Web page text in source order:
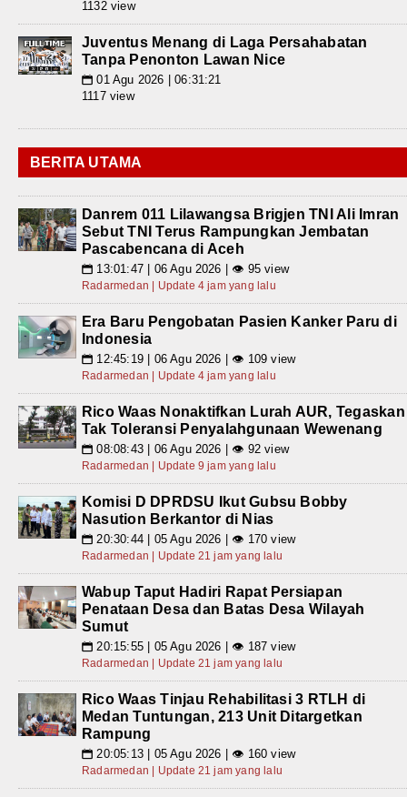
1132 view
Juventus Menang di Laga Persahabatan
Tanpa Penonton Lawan Nice
📅 01 Agu 2026 | 06:31:21
1117 view
BERITA UTAMA
Danrem 011 Lilawangsa Brigjen TNI Ali Imran
Sebut TNI Terus Rampungkan Jembatan
Pascabencana di Aceh
📅 13:01:47 | 06 Agu 2026 | 👁 95 view
Radarmedan | Update 4 jam yang lalu
Era Baru Pengobatan Pasien Kanker Paru di
Indonesia
📅 12:45:19 | 06 Agu 2026 | 👁 109 view
Radarmedan | Update 4 jam yang lalu
Rico Waas Nonaktifkan Lurah AUR, Tegaskan
Tak Toleransi Penyalahgunaan Wewenang
📅 08:08:43 | 06 Agu 2026 | 👁 92 view
Radarmedan | Update 9 jam yang lalu
Komisi D DPRDSU Ikut Gubsu Bobby
Nasution Berkantor di Nias
📅 20:30:44 | 05 Agu 2026 | 👁 170 view
Radarmedan | Update 21 jam yang lalu
Wabup Taput Hadiri Rapat Persiapan
Penataan Desa dan Batas Desa Wilayah
Sumut
📅 20:15:55 | 05 Agu 2026 | 👁 187 view
Radarmedan | Update 21 jam yang lalu
Rico Waas Tinjau Rehabilitasi 3 RTLH di
Medan Tuntungan, 213 Unit Ditargetkan
Rampung
📅 20:05:13 | 05 Agu 2026 | 👁 160 view
Radarmedan | Update 21 jam yang lalu